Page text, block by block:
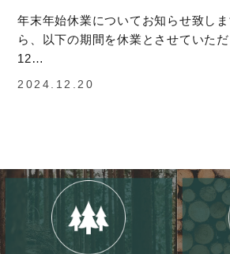
年末年始休業についてお知らせ致し
ら、以下の期間を休業とさせていた
12…
2024.12.20